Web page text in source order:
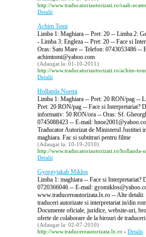
http://www.traducatoriautorizati.ro/raab-
Detalii
Achim Tomi
Limba 1: Maghiara -- Pret: 20 -- Limba 2:
- Limba 3: Engleza -- Pret: 20 -- Face si
Oras: Satu Mare -- Telefon: 0743053486 --
achimtomi@yahoo.com
(Adaugat la: 01-10-2011)
http://www.traducatoriautorizati.ro/achim-
Detalii
Hollanda Noemi
Limba 1: Maghiara -- Pret: 20 RON/pag --
Pret: 20 RON/pag -- Face si Interpretariat?
informativ: 50 RON/ora -- Oras: Sf.
0745088423 -- E-mail:
Traducator Autorizat de Ministerul Justitiei
maghiara. Fac si subtitrari pentru filme
(Adaugat la: 10-19-2010)
http://www.traducatoriautorizati.ro/hollanda-
Detalii
Gyorgyjakab Miklos
Limba 1: maghiara -- Face si Interpretariat?
0720366046 -- E-mail:
www.traducereautorizata.lx.ro -- Alte
traduceri autorizate si interpretariat in/din
Documente oficiale, juridice, website-uri,
oferte de colaborare de la birouri de traduceri.
(Adaugat la: 02-07-2010)
http://www.traducereautorizata.lx.ro - Detalii